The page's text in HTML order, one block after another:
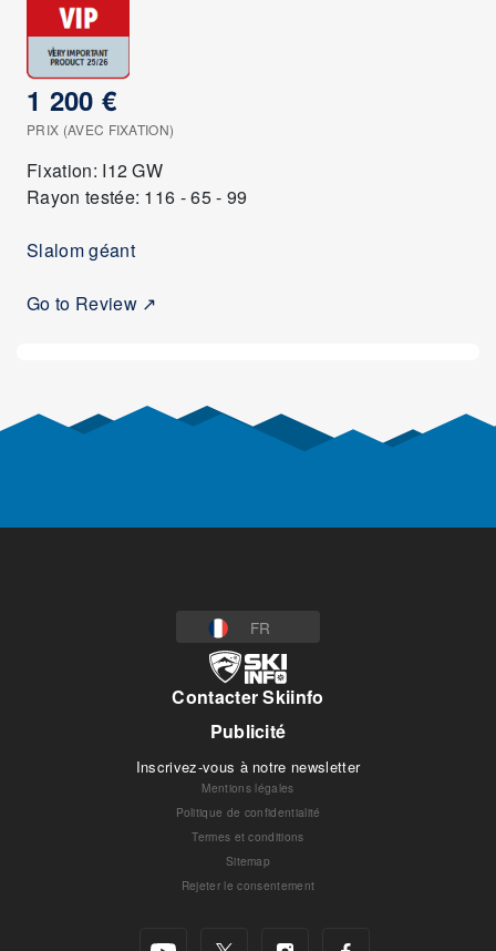
1 200 €
PRIX (AVEC FIXATION)
Fixation: I12 GW
Rayon testée: 116 - 65 - 99
Slalom géant
Go to Review ↗
FR
Contacter Skiinfo
Publicité
Inscrivez-vous à notre newsletter
Mentions légales
Politique de confidentialité
Termes et conditions
Sitemap
Rejeter le consentement